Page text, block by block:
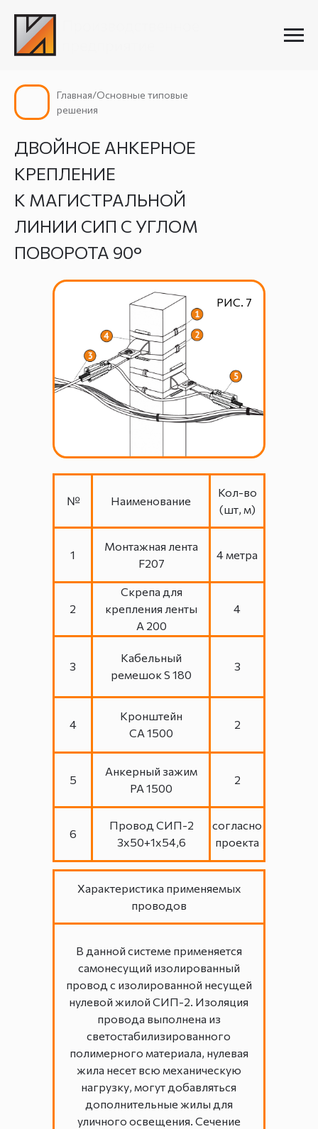
ДВОЙНОЕ АНКЕРНОЕ
КРЕПЛЕНИЕ
К МАГИСТРАЛЬНОЙ
ЛИНИИ СИП С УГЛОМ
ПОВОРОТА 90°
Главная/Основные типовые
решения
РИС. 7
6
Провод СИП-2
3х50+1х54,6
согласно
проекта
5
4
3
2
1
№
Анкерный зажим
РА 1500
Кронштейн
СА 1500
Кабельный
ремешок S 180
Скрепа для
крепления ленты
А 200
Монтажная лента
F207
Наименование
2
2
3
4
4 метра
Кол-во
(шт, м)
В данной системе применяется
самонесущий изолированный
провод с изолированной несущей
нулевой жилой СИП-2. Изоляция
провода выполнена из
светостабилизированного
полимерного материала, нулевая
жила несет всю механическую
нагрузку, могут добавляться
дополнительные жилы для
уличного освещения. Сечение
Характеристика применяемых
проводов